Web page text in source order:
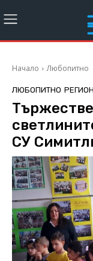
Начало Любопитно
ЛЮБОПИТНО
СУ